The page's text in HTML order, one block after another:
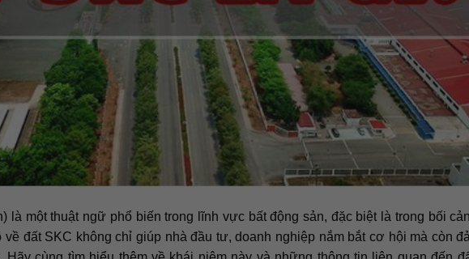
là một thuật ngữ phổ biến trong lĩnh vực bất động sản, đặc biệt là trong bối
đất SKC không chỉ giúp nhà đầu tư, doanh nghiệp nắm bắt cơ hội mà còn